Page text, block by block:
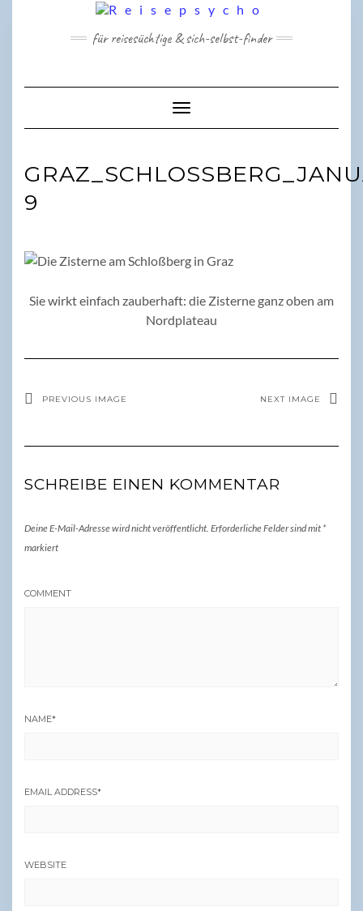
für reisesüchtige & sich-selbst-finder
Toggle Navigation
9
Sie wirkt einfach zauberhaft: die Zisterne ganz oben am
Nordplateau
PREVIOUS IMAGE NEXT IMAGE
SCHREIBE EINEN KOMMENTAR
Deine E-Mail-Adresse wird nicht veröffentlicht. Erforderliche Felder sind mit *
markiert
COMMENT
NAME*
EMAIL ADDRESS*
WEBSITE